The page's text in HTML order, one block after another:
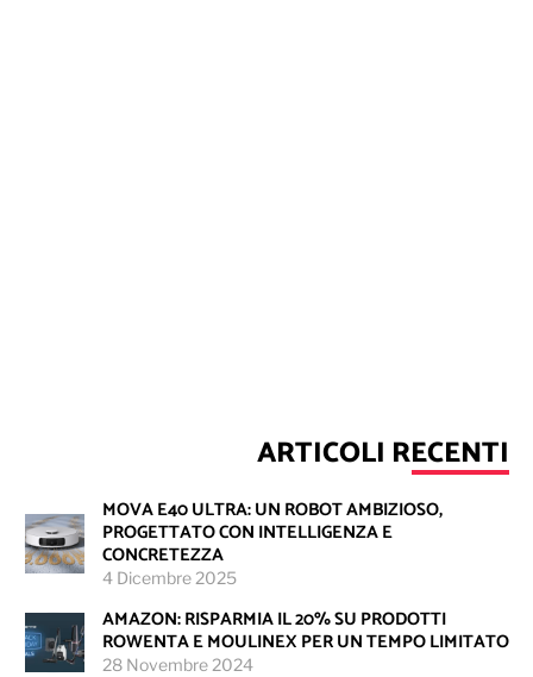
ARTICOLI RECENTI
MOVA E40 ULTRA: UN ROBOT AMBIZIOSO,
PROGETTATO CON INTELLIGENZA E
CONCRETEZZA
4 Dicembre 2025
AMAZON: RISPARMIA IL 20% SU PRODOTTI
ROWENTA E MOULINEX PER UN TEMPO LIMITATO
28 Novembre 2024